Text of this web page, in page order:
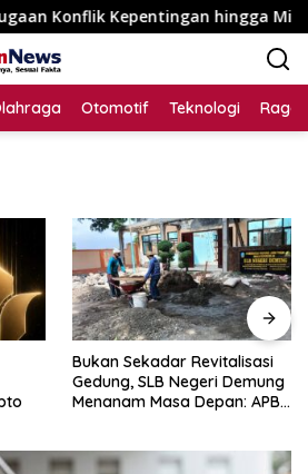
Kepentingan hingga Misteri
Otomotif Teknologi
Bukan Sekadar Revitalisasi
Gedung, SLB Negeri Demung
Menanam Masa Depan: APBN
Khusus Menjadi Kemandirian